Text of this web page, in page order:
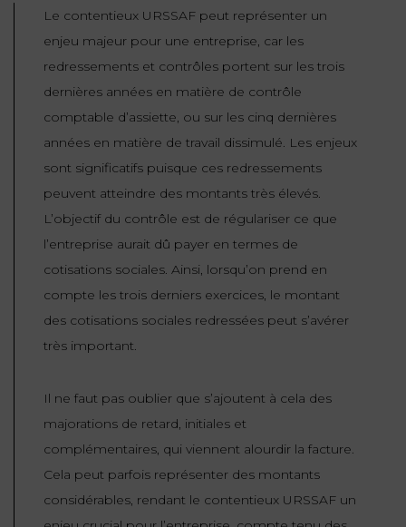
Le contentieux URSSAF peut représenter un
enjeu majeur pour une entreprise, car les
redressements et contrôles portent sur les trois
dernières années en matière de contrôle
comptable d’assiette, ou sur les cinq dernières
années en matière de travail dissimulé. Les enjeux
sont significatifs puisque ces redressements
peuvent atteindre des montants très élevés.
L’objectif du contrôle est de régulariser ce que
l’entreprise aurait dû payer en termes de
cotisations sociales. Ainsi, lorsqu’on prend en
compte les trois derniers exercices, le montant
des cotisations sociales redressées peut s’avérer
très important.
Il ne faut pas oublier que s’ajoutent à cela des
majorations de retard, initiales et
complémentaires, qui viennent alourdir la facture.
Cela peut parfois représenter des montants
considérables, rendant le contentieux URSSAF un